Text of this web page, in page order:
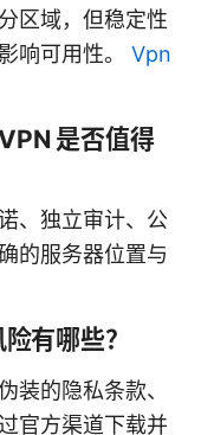
区域，但稳定性
响可用性。 Vpn
是否值得
、独立审计、公
的服务器位置与
有哪些？
装的隐私条款、
官方渠道下载并